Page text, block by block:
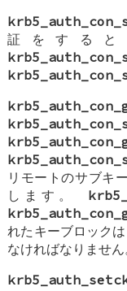
証をすると
リモートのサブキ
します。
れたキーブロックは
なければなりません